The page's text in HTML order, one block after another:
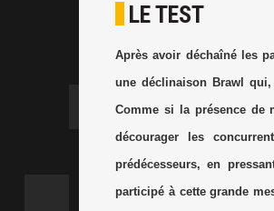
LE TEST
Après avoir déchaîné les
une déclinaison Brawl
Comme si la présence de
décourager les
prédécesseurs, en
participé à cette grande